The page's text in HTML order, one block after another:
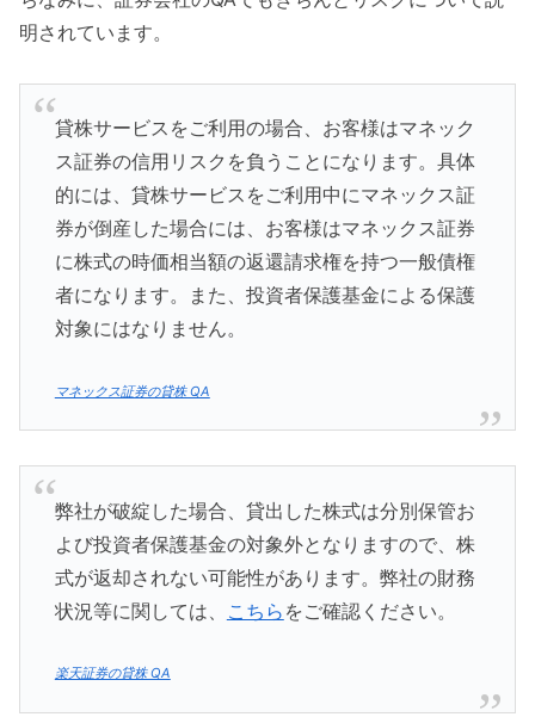
明されています。
貸株サービスをご利用の場合、お客様はマネック
ス証券の信用リスクを負うことになります。具体
的には、貸株サービスをご利用中にマネックス証
券が倒産した場合には、お客様はマネックス証券
に株式の時価相当額の返還請求権を持つ一般債権
者になります。また、投資者保護基金による保護
対象にはなりません。
マネックス証券の貸株 QA
弊社が破綻した場合、貸出した株式は分別保管お
よび投資者保護基金の対象外となりますので、株
式が返却されない可能性があります。弊社の財務
状況等に関しては、
こちら をご確認ください。
楽天証券の貸株 QA